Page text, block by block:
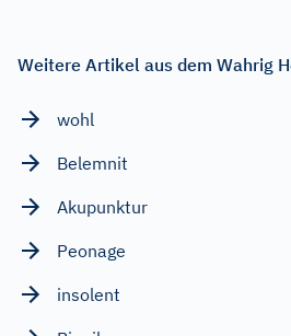
Weitere Artikel aus dem Wahrig
wohl
Belemnit
Akupunktur
Peonage
insolent